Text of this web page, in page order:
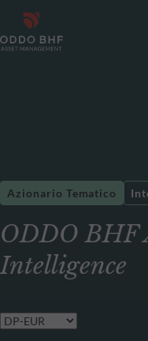
ODDO
Intelligence
Azionario Tematico